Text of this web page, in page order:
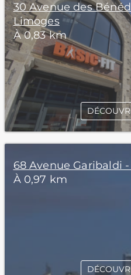
30 Avenue des
Limoges
À 0,83 km
68 Avenue Garibaldi
À 0,97 km